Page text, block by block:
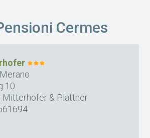
Cermes
10
Mitterhofer & Plattner